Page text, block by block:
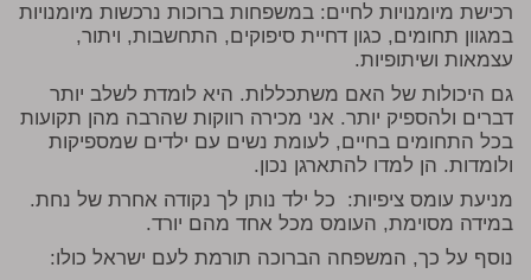
רכישת מיומנויות לחיים: במשפחות ברוכות נרכשות מיומנויות
במגוון תחומים, כגון דחיית סיפוקים, התחשבות, ויתור,
עצמאות ושיתופיות.
גם היכולות של האם משתכללות. היא לומדת לשלב יותר
דברים ולהספיק יותר. אני מכירה רווקות שהרבה מהן תקועות
בכל התחומים בחיים, לעומת נשים עם ילדים שמספיקות
ולומדות. הן למדו להתארגן נכון.
מניעת עומס ציפיות:
כל ילד נותן לך נקודה אחרת של נחת.
במידה מסוימת, העומס מכל אחד מהם יורד.
נוסף על כך, המשפחה הברוכה תורמת לעם ישראל כולו: